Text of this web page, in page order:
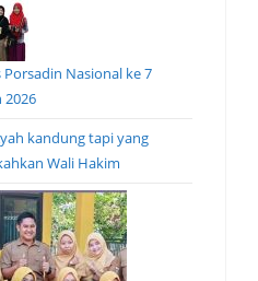
Porsadin Nasional ke 7
kandung tapi yang
Wali Hakim